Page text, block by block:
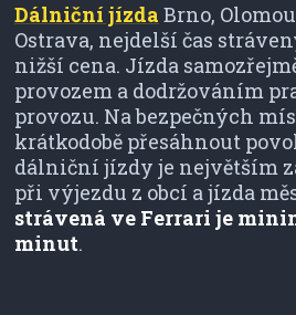
Dálniční jízda Brno,
Ostrava, nejdelší čas
nižší cena. Jízda
provozem a dodržováním
provozu. Na bezpečných
krátkodobě přesáhnout
dálniční jízdy je největším
při výjezdu z obcí a jízda
strávená ve Ferrari je
minut.